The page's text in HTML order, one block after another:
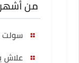
من أشهر
سولت
علاش